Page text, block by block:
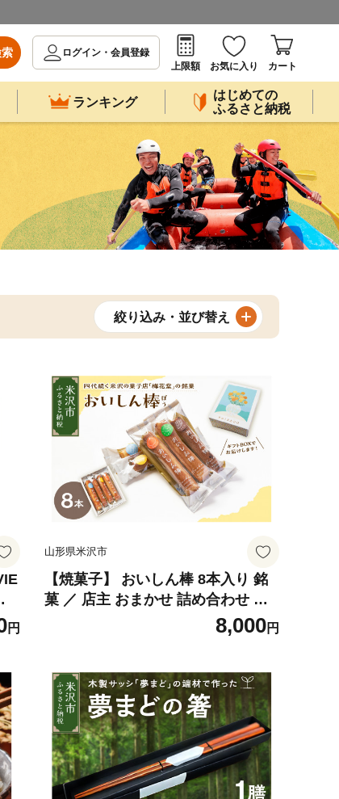
ログイン・会員登録
上限額
お気に入り カート
ランキング
はじめての
ふるさと納税
絞り込み・並び替え
円
山形県米沢市
【焼菓子】 おいしん棒 8本入り 銘
菓 ／ 店主 おまかせ 詰め合わせ 焼
き菓子 焼菓子 フィナンシェ お菓子
スイーツ 個包装 お土産 おみやげ お
ピング お試し 山形県 米沢市
8,000円